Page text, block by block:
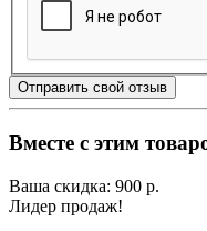
Отправить свой отзыв
Вместе с этим
Ваша скидка: 900 р.
Лидер продаж!